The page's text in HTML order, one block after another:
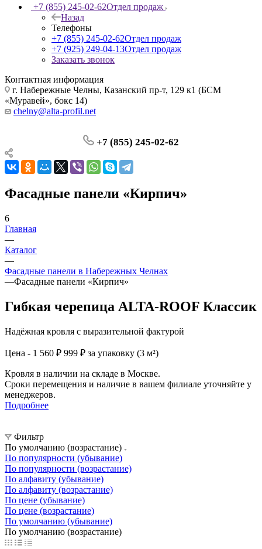
+7 (855) 245-02-62Отдел продаж
Назад
Телефоны
+7 (855) 245-02-62Отдел продаж
+7 (925) 249-04-13Отдел продаж
Заказать звонок
Контактная информация
г. Набережные Челны, Казанский пр-т, 129 к1 (БСМ
«Муравей», бокс 14)
chelny@alta-profil.net
+7 (855) 245-02-62
Фасадные панели «Кирпич»
6
Главная
—
Каталог
—
Фасадные панели в Набережных Челнах
—Фасадные панели «Кирпич»
Гибкая черепица ALTA-ROOF Классик
Надёжная кровля с выразительной фактурой
Цена - 1 560 ₽ 999 ₽ за упаковку (3 м²)
Кровля в наличии на складе в Москве.
Сроки перемещения и наличие в вашем филиале уточняйте у
менеджеров.
Подробнее
Фильтр
По умолчанию (возрастание)
По популярности (убывание)
По популярности (возрастание)
По алфавиту (убывание)
По алфавиту (возрастание)
По цене (убывание)
По цене (возрастание)
По умолчанию (убывание)
По умолчанию (возрастание)